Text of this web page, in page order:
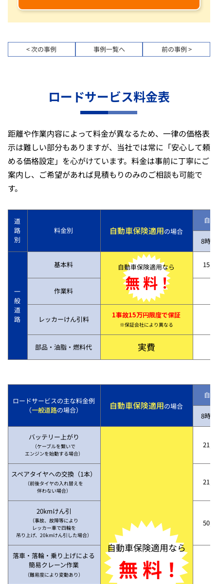
< 次の事例 事例一覧へ 前の事例 >
ロードサービス料金表
距離や作業内容によって料金が異なるため、一律の価格表
示は難しい部分もありますが、当社では常に「安心して頼
める価格設定」を心がけています。料金は事前に丁寧にご
案内し、ご希望があれば見積もりのみのご相談も可能で
す。
道
路
別
料金別 自動車保険適用の場合
自
8時
一
般
道
路
基本料 自動車保険適用なら
無 料！
作業料
レッカーけん引料 1事故15万円限度で保証
※保証会社により異なる
部品・油脂・燃料代 実費
ロードサービスの主な料金例
（一般道路の場合） 自動車保険適用の場合
自
8時
バッテリー上がり
（ケーブルを繋いで
エンジンを始動する場合）
自動車保険適用なら
無 料！
スペアタイヤへの交換（1本）
（前後タイヤの入れ替えを
伴わない場合）
20kmけん引
（事故、故障等により
レッカー車で四輪を
吊り上げ、20kmけん引した場合）
落車・落輪・乗り上げによる
簡易クレーン作業
（難易度により変動あり）